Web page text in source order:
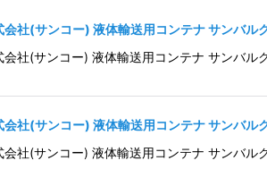
会社(サンコー) 液体輸送用コンテナ サンバ
会社(サンコー) 液体輸送用コンテナ サンバ
会社(サンコー) 液体輸送用コンテナ サンバ
会社(サンコー) 液体輸送用コンテナ サンバ